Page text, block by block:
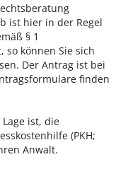
ist hier in der Regel
§ 1
so können Sie sich
Der Antrag ist bei
finden
ist, die
(PKH;
Anwalt.